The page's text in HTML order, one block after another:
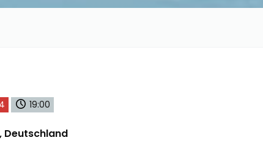
19:00
Deutschland